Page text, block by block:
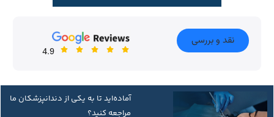
نقد و بررسی
4.9
آماده‌اید تا به یکی از دندانپزشکان ما
مراجعه کنید؟